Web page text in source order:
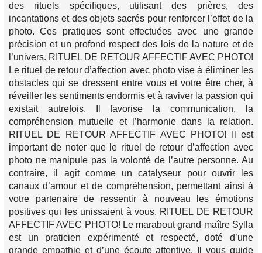
des rituels spécifiques, utilisant des prières, des
incantations et des objets sacrés pour renforcer l’effet de la
photo. Ces pratiques sont effectuées avec une grande
précision et un profond respect des lois de la nature et de
l’univers. RITUEL DE RETOUR AFFECTIF AVEC PHOTO!
Le rituel de retour d’affection avec photo vise à éliminer les
obstacles qui se dressent entre vous et votre être cher, à
réveiller les sentiments endormis et à raviver la passion qui
existait autrefois. Il favorise la communication, la
compréhension mutuelle et l’harmonie dans la relation.
RITUEL DE RETOUR AFFECTIF AVEC PHOTO! Il est
important de noter que le rituel de retour d’affection avec
photo ne manipule pas la volonté de l’autre personne. Au
contraire, il agit comme un catalyseur pour ouvrir les
canaux d’amour et de compréhension, permettant ainsi à
votre partenaire de ressentir à nouveau les émotions
positives qui les unissaient à vous. RITUEL DE RETOUR
AFFECTIF AVEC PHOTO! Le marabout grand maître Sylla
est un praticien expérimenté et respecté, doté d’une
grande empathie et d’une écoute attentive. Il vous guide